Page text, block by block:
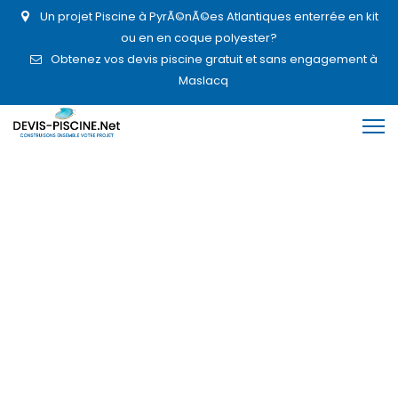
Un projet Piscine à PyrÃ©nÃ©es Atlantiques enterrée en kit
ou en en coque polyester?
Obtenez vos devis piscine gratuit et sans engagement à
Maslacq